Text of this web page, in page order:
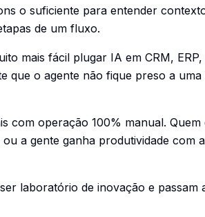
o suficiente para entender
de um fluxo.
mais fácil plugar IA em CRM,
que o agente não fique preso a uma
com operação 100% manual. Quem
a gente ganha produtividade com
laboratório de inovação e passam